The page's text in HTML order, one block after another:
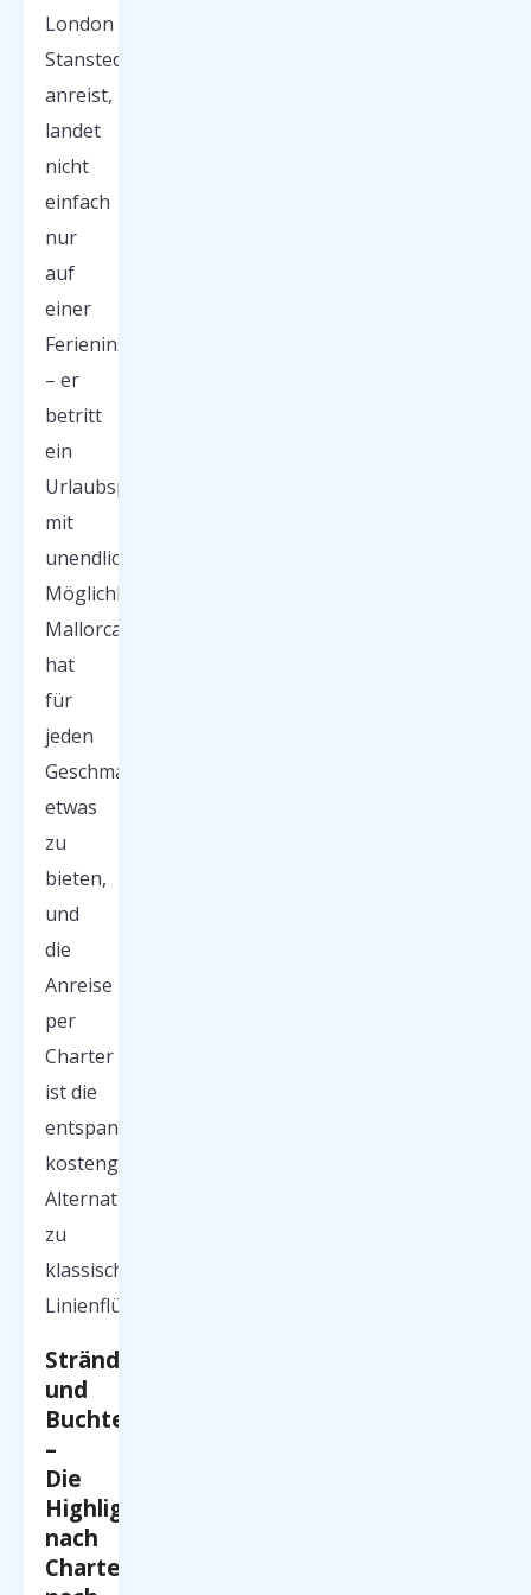
London
Stansted
anreist,
landet
nicht
einfach
nur
auf
einer
Ferieninsel
– er
betritt
ein
Urlaubsparadies
mit
unendlichen
Möglichkeiten.
Mallorca
hat
für
jeden
Geschmack
etwas
zu
bieten,
und
die
Anreise
per
Charter
ist die
entspannte,
kostengünstige
Alternative
zu
klassischen
Linienflügen.
Strände
und
Buchten
–
Die
Highlights
nach
Charterflügen